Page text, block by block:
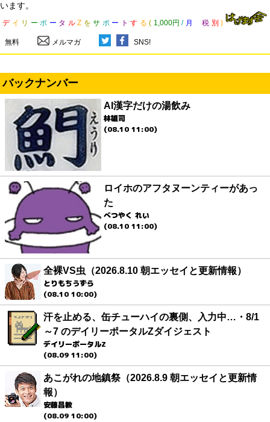
います。
デ イ リ ー ポ ー タ ル Z を サ ポ ー ト す る ( 1,000円 / 月 税 別 )
無料 メルマガ SNS!
バックナンバー
AI漢字だけの湯飲み
林雄司
(08.10 11:00)
ロイホのアフタヌーンティーがあっ
た
べつやく れい
(08.10 11:00)
全裸VS虫（2026.8.10 朝エッセイと更新情報）
とりもちうずら
(08.10 10:00)
汗を止める、缶チューハイの裏側、入力中…・8/1
～7 のデイリーポータルZダイジェスト
デイリーポータルZ
(08.09 11:00)
あこがれの地鎮祭（2026.8.9 朝エッセイと更新情
報）
安藤昌教
(08.09 10:00)